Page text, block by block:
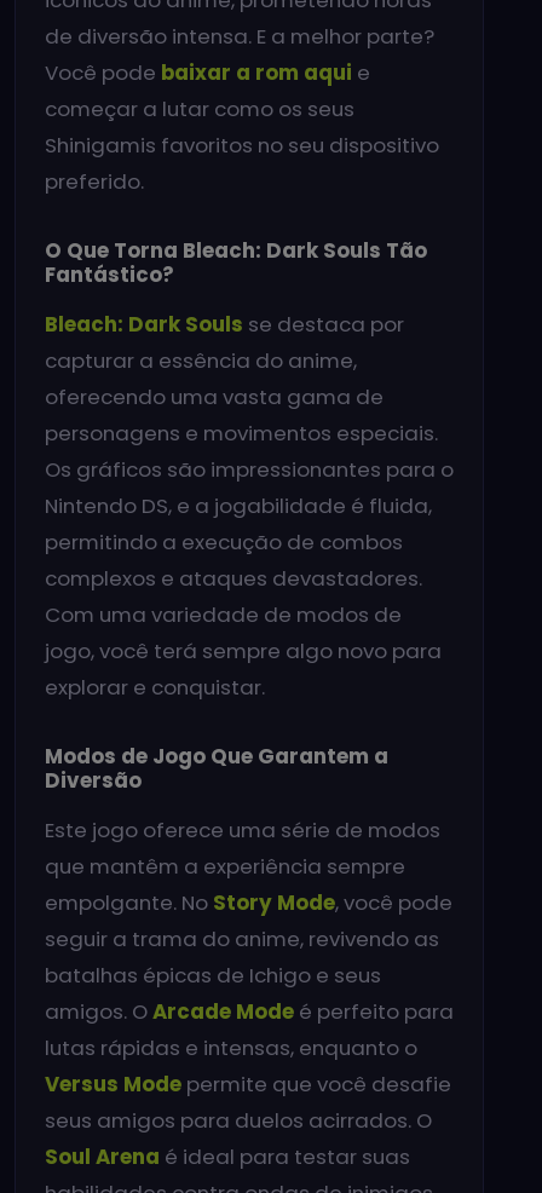
de diversão intensa. E a melhor parte?
Você pode baixar a rom aqui e
começar a lutar como os seus
Shinigamis favoritos no seu dispositivo
preferido.
O Que Torna Bleach: Dark Souls Tão
Fantástico?
Bleach: Dark Souls se destaca por
capturar a essência do anime,
oferecendo uma vasta gama de
personagens e movimentos especiais.
Os gráficos são impressionantes para o
Nintendo DS, e a jogabilidade é fluida,
permitindo a execução de combos
complexos e ataques devastadores.
Com uma variedade de modos de
jogo, você terá sempre algo novo para
explorar e conquistar.
Modos de Jogo Que Garantem a
Diversão
Este jogo oferece uma série de modos
que mantêm a experiência sempre
empolgante. No Story Mode, você pode
seguir a trama do anime, revivendo as
batalhas épicas de Ichigo e seus
amigos. OArcade Mode é perfeito para
lutas rápidas e intensas, enquanto o
Versus Mode permite que você desafie
seus amigos para duelos acirrados. O
Soul Arena é ideal para testar suas